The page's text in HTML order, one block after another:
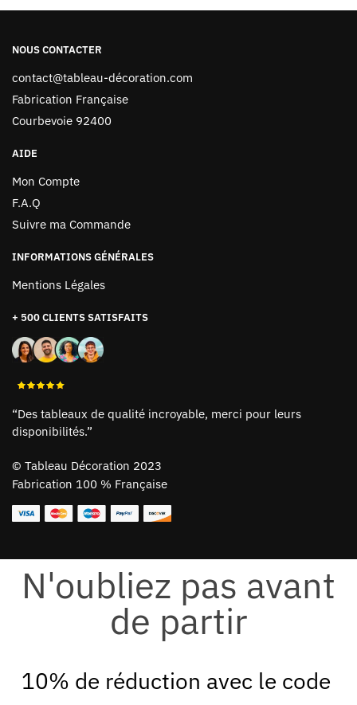
NOUS CONTACTER
contact@tableau-décoration.com
Fabrication Française
Courbevoie 92400
AIDE
Mon Compte
F.A.Q
Suivre ma Commande
INFORMATIONS GÉNÉRALES
Mentions Légales
+ 500 CLIENTS SATISFAITS
“Des tableaux de qualité incroyable, merci pour leurs
disponibilités.”
© Tableau Décoration 2023
Fabrication 100 % Française
N'oubliez pas avant
de partir
10% de réduction avec le code